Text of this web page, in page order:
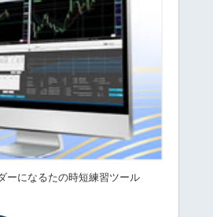
ーになるたの時短練習ツール